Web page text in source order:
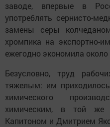
заводе, впервые в
употреблять сернисто-
замены серы
хромпика на экспортно-
ежегодно экономила
Безусловно, труд
тяжелым: им
химического
химическим, в той же
Капитоном и Дмитрием